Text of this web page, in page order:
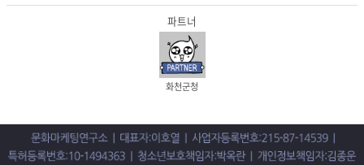
파트너
화천군청